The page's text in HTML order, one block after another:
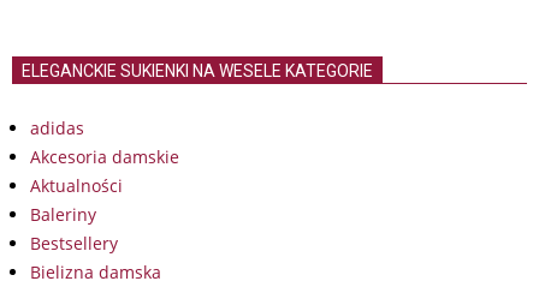
ELEGANCKIE SUKIENKI NA WESELE KATEGORIE
adidas
Akcesoria damskie
Aktualności
Baleriny
Bestsellery
Bielizna damska